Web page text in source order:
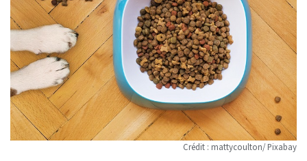
Crédit : mattycoulton/ Pixabay